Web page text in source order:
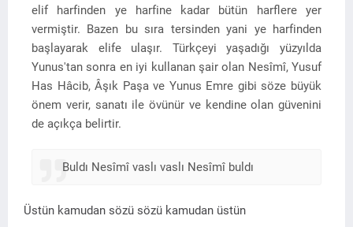
elif harfinden ye harfine kadar bütün harflere yer
vermiştir. Bazen bu sıra tersinden yani ye harfinden
başlayarak elife ulaşır. Türkçeyi yaşadığı yüzyılda
Yunus'tan sonra en iyi kullanan şair olan Nesîmî, Yusuf
Has Hâcib, Âşık Paşa ve Yunus Emre gibi söze büyük
önem verir, sanatı ile övünür ve kendine olan güvenini
de açıkça belirtir.
Buldı Nesîmî vaslı vaslı Nesîmî buldı
Üstün kamudan sözü sözü kamudan üstün